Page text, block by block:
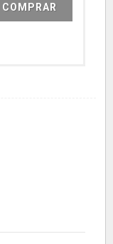
COMPRAR